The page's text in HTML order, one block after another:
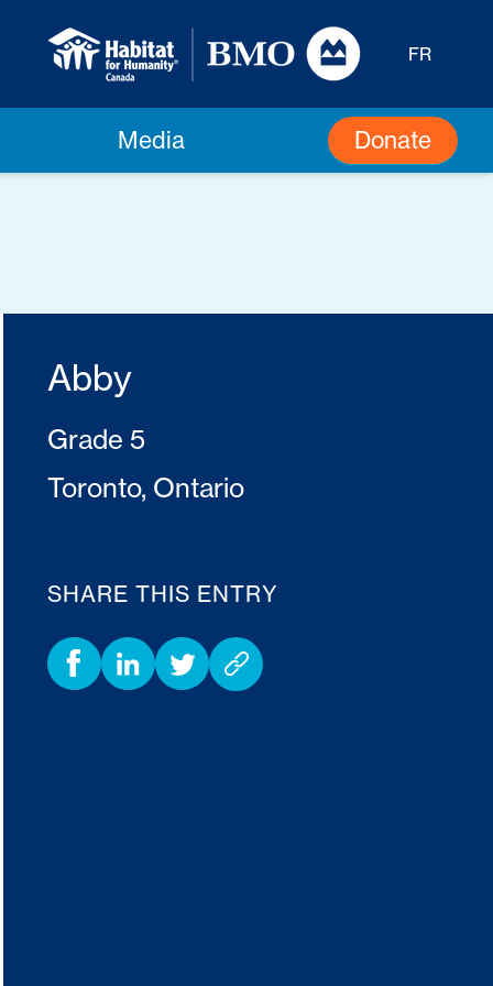
FR
Media Donate
Abby
Grade 5
Toronto, Ontario
SHARE THIS ENTRY